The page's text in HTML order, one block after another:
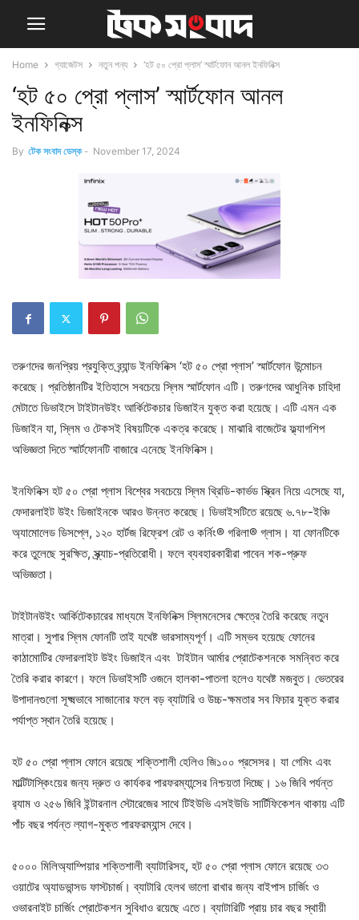
Home গ্যাজেটস নতুন পন্য ‘হট ৫০ প্রো প্লাস’ স্মার্টফোন আনল ইনফিনিক্স
‘হট ৫০ প্রো প্লাস’ স্মার্টফোন আনল
ইনফিনিক্স
By টেক সংবাদ ডেস্ক - November 17, 2024
তরুণদের জনপ্রিয় প্রযুক্তি ব্র্যান্ড ইনফিনিক্স ‘হট ৫০ প্রো প্লাস’ স্মার্টফোন উন্মোচন
করেছে। প্রতিষ্ঠানটির ইতিহাসে সবচেয়ে স্লিম স্মার্টফোন এটি। তরুণদের আধুনিক চাহিদা
মেটাতে ডিভাইসে টাইটানউইং আর্কিটেকচার ডিজাইন যুক্ত করা হয়েছে। এটি এমন এক
ডিজাইন যা, স্লিম ও টেকসই বিষয়টিকে একত্র করেছে। মাঝারি বাজেটের ফ্ল্যাগশিপ
অভিজ্ঞতা দিতে স্মার্টফোনটি বাজারে এনেছে ইনফিনিক্স।
ইনফিনিক্স হট ৫০ প্রো প্লাস বিশ্বের সবচেয়ে স্লিম থ্রিডি-কার্ভড স্ক্রিন নিয়ে এসেছে যা,
ফেদারলাইট উইং ডিজাইনকে আরও উন্নত করেছে। ডিভাইসটিতে রয়েছে ৬.৭৮-ইঞ্চি
অ্যামোলেড ডিসপ্লে, ১২০ হার্টজ রিফ্রেশ রেট ও কর্নিং® গরিলা® গ্লাস। যা ফোনটিকে
করে তুলেছে সুরক্ষিত, স্ক্র্যাচ-প্রতিরোধী। ফলে ব্যবহারকারীরা পাবেন শক-প্রুফ
অভিজ্ঞতা।
টাইটানউইং আর্কিটেকচারের মাধ্যমে ইনফিনিক্স স্লিমনেসের ক্ষেত্রে তৈরি করেছে নতুন
মাত্রা। সুপার স্লিম ফোনটি তাই যথেষ্ট ভারসাম্যপূর্ণ। এটি সম্ভব হয়েছে ফোনের
কাঠামোটির ফেদারলাইট উইং ডিজাইন এবং টাইটান আর্মার প্রোটেকশনকে সমন্বিত করে
তৈরি করার কারণে। ফলে ডিভাইসটি ওজনে হালকা-পাতলা হলেও যথেষ্ট মজবুত। ভেতরের
উপাদানগুলো সূক্ষ্মভাবে সাজানোর ফলে বড় ব্যাটারি ও উচ্চ-ক্ষমতার সব ফিচার যুক্ত করার
পর্যাপ্ত স্থান তৈরি হয়েছে।
হট ৫০ প্রো প্লাস ফোনে রয়েছে শক্তিশালী হেলিও জি১০০ প্রসেসর। যা গেমিং এবং
মাল্টিটাস্কিংয়ের জন্য দ্রুত ও কার্যকর পারফরম্যান্সের নিশ্চয়তা দিচ্ছে। ১৬ জিবি পর্যন্ত
র‌্যাম ও ২৫৬ জিবি ইন্টারনাল স্টোরেজের সাথে টিইউভি এসইউডি সার্টিফিকেশন থাকায় এটি
পাঁচ বছর পর্যন্ত ল্যাগ-মুক্ত পারফরম্যান্স দেবে।
৫০০০ মিলিঅ্যাম্পিয়ার শক্তিশালী ব্যাটারিসহ, হট ৫০ প্রো প্লাস ফোনে রয়েছে ৩৩
ওয়াটের অ্যাডভান্সড ফাস্টচার্জ। ব্যাটারি হেলথ ভালো রাখার জন্য বাইপাস চার্জিং ও
ওভারনাইট চার্জিং প্রোটেকশন সুবিধাও রয়েছে এতে। ব্যাটারিটি প্রায় চার বছর স্থায়ী